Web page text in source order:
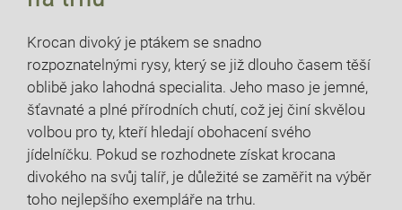
Krocan divoký je ptákem se snadno
rozpoznatelnými rysy, který se již dlouho časem těší
oblibě jako lahodná specialita. Jeho maso je jemné,
šťavnaté a plné přírodních chutí, což jej činí skvělou
volbou pro ty, kteří hledají obohacení svého
jídelníčku. Pokud se rozhodnete získat krocana
divokého na svůj talíř, je důležité se zaměřit na výběr
toho nejlepšího exempláře na trhu.